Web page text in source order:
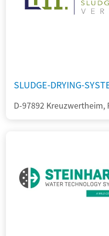
SLUDGE-DRYING-
D-97892